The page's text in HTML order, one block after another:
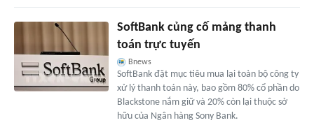
SoftBank củng cố mảng thanh
toán trực tuyến
Bnews
SoftBank đặt mục tiêu mua lại toàn bộ công ty
xử lý thanh toán này, bao gồm 80% cổ phần do
Blackstone nắm giữ và 20% còn lại thuộc sở
hữu của Ngân hàng Sony Bank.